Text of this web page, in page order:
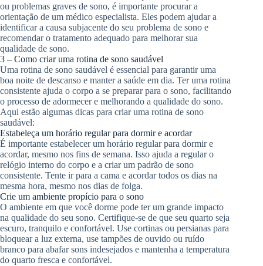
ou problemas graves de sono, é importante procurar a
orientação de um médico especialista. Eles podem ajudar a
identificar a causa subjacente do seu problema de sono e
recomendar o tratamento adequado para melhorar sua
qualidade de sono.
3 – Como criar uma rotina de sono saudável
Uma rotina de sono saudável é essencial para garantir uma
boa noite de descanso e manter a saúde em dia. Ter uma rotina
consistente ajuda o corpo a se preparar para o sono, facilitando
o processo de adormecer e melhorando a qualidade do sono.
Aqui estão algumas dicas para criar uma rotina de sono
saudável:
Estabeleça um horário regular para dormir e acordar
É importante estabelecer um horário regular para dormir e
acordar, mesmo nos fins de semana. Isso ajuda a regular o
relógio interno do corpo e a criar um padrão de sono
consistente. Tente ir para a cama e acordar todos os dias na
mesma hora, mesmo nos dias de folga.
Crie um ambiente propício para o sono
O ambiente em que você dorme pode ter um grande impacto
na qualidade do seu sono. Certifique-se de que seu quarto seja
escuro, tranquilo e confortável. Use cortinas ou persianas para
bloquear a luz externa, use tampões de ouvido ou ruído
branco para abafar sons indesejados e mantenha a temperatura
do quarto fresca e confortável.